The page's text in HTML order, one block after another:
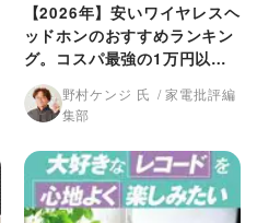
【2026年】安いワイヤレスヘ
ッドホンのおすすめランキン
グ。コスパ最強の1万円以
下・ノイキャン搭載機をプロ
が徹底比較
野村ケンジ 氏
家電批評編
集部